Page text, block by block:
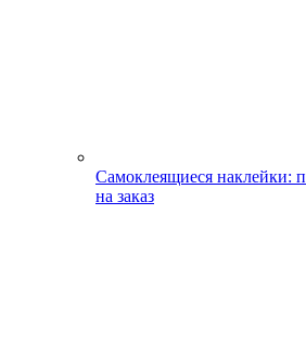
Самоклеящиеся наклейки:
на заказ